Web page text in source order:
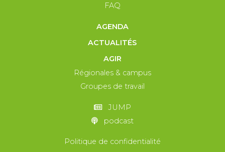
FAQ
AGENDA
ACTUALITÉS
AGIR
Régionales & campus
Groupes de travail
JUMP
podcast
Politique de confidentialité